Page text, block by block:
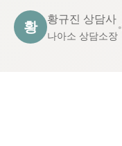
황
황규진 상담사
나아소 상담소장
•